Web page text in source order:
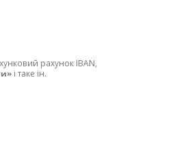
рахунок IBAN,
і таке ін.